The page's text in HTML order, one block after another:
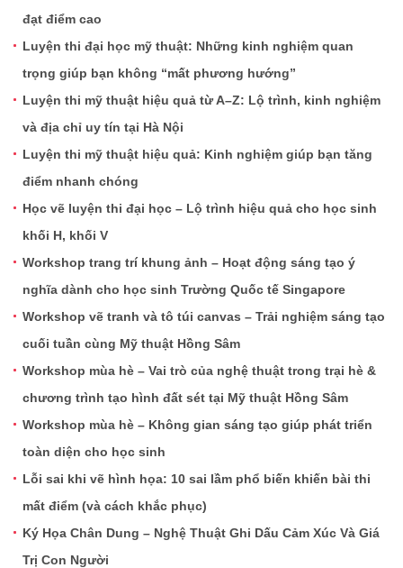
đạt điểm cao
Luyện thi đại học mỹ thuật: Những kinh nghiệm quan
trọng giúp bạn không “mất phương hướng”
Luyện thi mỹ thuật hiệu quả từ A–Z: Lộ trình, kinh nghiệm
và địa chỉ uy tín tại Hà Nội
Luyện thi mỹ thuật hiệu quả: Kinh nghiệm giúp bạn tăng
điểm nhanh chóng
Học vẽ luyện thi đại học – Lộ trình hiệu quả cho học sinh
khối H, khối V
Workshop trang trí khung ảnh – Hoạt động sáng tạo ý
nghĩa dành cho học sinh Trường Quốc tế Singapore
Workshop vẽ tranh và tô túi canvas – Trải nghiệm sáng tạo
cuối tuần cùng Mỹ thuật Hồng Sâm
Workshop mùa hè – Vai trò của nghệ thuật trong trại hè &
chương trình tạo hình đất sét tại Mỹ thuật Hồng Sâm
Workshop mùa hè – Không gian sáng tạo giúp phát triển
toàn diện cho học sinh
Lỗi sai khi vẽ hình họa: 10 sai lầm phổ biến khiến bài thi
mất điểm (và cách khắc phục)
Ký Họa Chân Dung – Nghệ Thuật Ghi Dấu Cảm Xúc Và Giá
Trị Con Người